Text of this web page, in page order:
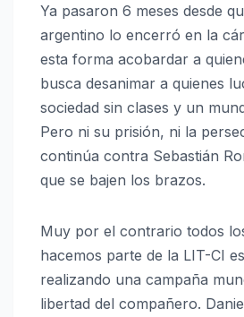
Ya pasaron 6 meses desde
argentino lo encerró en la
esta forma acobardar a
busca desanimar a quienes
sociedad sin clases y un
Pero ni su prisión, ni la
continúa contra Sebastián
que se bajen los brazos.
Muy por el contrario todos
hacemos parte de la LIT-CI
realizando una campaña
libertad del compañero.